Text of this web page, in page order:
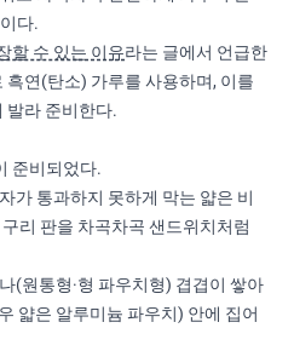
다.
할 수 있는 이유라는 글에서 언급한
흑연(탄소) 가루를 사용하며, 이를
발라 준비한다.
준비되었다.
가 통과하지 못하게 막는 얇은 비
리 판을 차곡차곡 샌드위치처럼
(원통형·형 파우치형) 겹겹이 쌓아
얇은 알루미늄 파우치) 안에 집어